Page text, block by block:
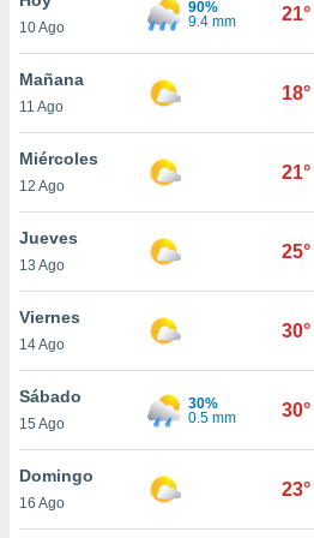
y
en
más
de
cookies
10 Ago
90%
9.4 mm
21°
Mañana
11 Ago
18°
Miércoles
12 Ago
21°
Jueves
13 Ago
25°
Viernes
14 Ago
30°
Sábado
15 Ago
30%
0.5 mm
30°
Domingo
16 Ago
23°